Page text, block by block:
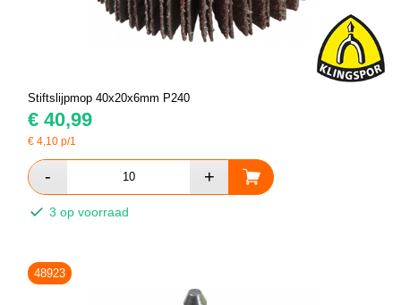
Stiftslijpmop 40x20x6mm P240
€ 40,99
€4,10 p/1
3 op voorraad
48923